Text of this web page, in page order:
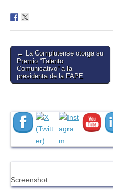
Post
navigation
← La Complutense otorga su
Premio “Talento
Comunicativo” a la
presidenta de la FAPE
Screenshot